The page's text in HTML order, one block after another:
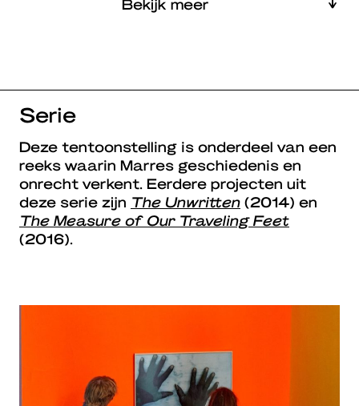
Bekijk meer
Serie
Deze tentoonstelling is onderdeel van een
reeks waarin Marres geschiedenis en
onrecht verkent. Eerdere projecten uit
deze serie zijn The Unwritten (2014) en
The Measure of Our Traveling Feet
(2016).